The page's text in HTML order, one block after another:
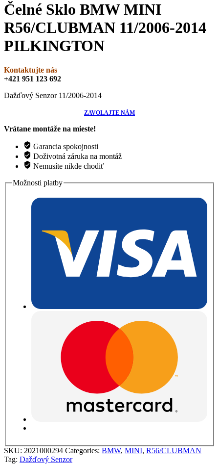
Čelné Sklo BMW MINI
R56/CLUBMAN 11/2006-2014
PILKINGTON
Kontaktujte nás
+421 951 123 692
Dažďový Senzor 11/2006-2014
ZAVOLAJTE NÁM
Vrátane montáže na mieste!
Garancia spokojnosti
Doživotná záruka na montáž
Nemusíte nikde chodiť
Možnosti platby
SKU: 2021000294 Categories: BMW, MINI, R56/CLUBMAN
Tag: Dažďový Senzor